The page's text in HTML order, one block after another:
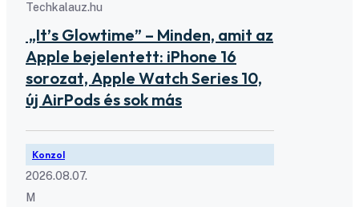
Techkalauz.hu
„It’s Glowtime” – Minden, amit az
Apple bejelentett: iPhone 16
sorozat, Apple Watch Series 10,
új AirPods és sok más
Konzol
2026.08.07.
M